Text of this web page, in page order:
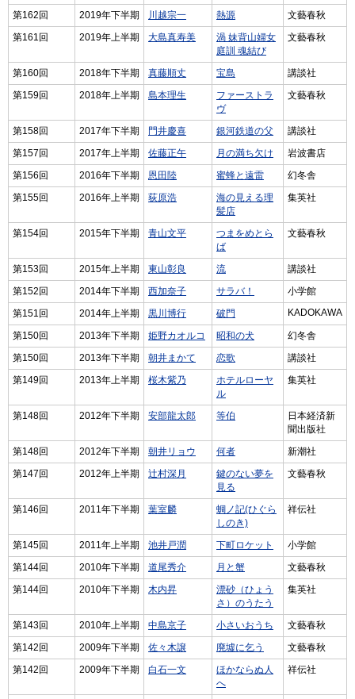
第162回
2019年下半期 川越宗一 熱源
文藝春秋
第161回
2019年上半期 大島真寿美
渦 妹背山婦女
庭訓 魂結び
文藝春秋
第160回 2018年下半期 真藤順丈 宝島
講談社
第159回
2018年上半期 島本理生
ファーストラ
ヴ
文藝春秋
第158回 2017年下半期 門井慶喜 銀河鉄道の父
講談社
第157回
2017年上半期 佐藤正午 月の満ち欠け
岩波書店
第156回
2016年下半期 恩田陸 蜜蜂と遠雷
幻冬舎
第155回
2016年上半期 荻原浩
海の見える理
髪店
集英社
第154回 2015年下半期 青山文平
つまをめとら
ば
文藝春秋
第153回 2015年上半期 東山彰良 流
講談社
第152回
2014年下半期 西加奈子 サラバ！
小学館
第151回
2014年上半期 黒川博行 破門 KADOKAWA
第150回 2013年下半期 姫野カオルコ 昭和の犬
幻冬舎
第150回
2013年下半期 朝井まかて 恋歌
講談社
第149回
2013年上半期 桜木紫乃
ホテルローヤ
ル
集英社
第148回 2012年下半期 安部龍太郎 等伯
日本経済新
聞出版社
第148回
2012年下半期 朝井リョウ 何者
新潮社
第147回
2012年上半期 辻村深月
鍵のない夢を
見る
文藝春秋
第146回 2011年下半期 葉室麟
蜩ノ記(ひぐら
しのき)
祥伝社
第145回 2011年上半期 池井戸潤 下町ロケット
小学館
第144回
2010年下半期 道尾秀介 月と蟹
文藝春秋
第144回
2010年下半期 木内昇
漂砂（ひょう
さ）のうたう
集英社
第143回 2010年上半期 中島京子 小さいおうち
文藝春秋
第142回
2009年下半期 佐々木譲 廃墟に乞う
文藝春秋
第142回
2009年下半期 白石一文
ほかならぬ人
へ
祥伝社